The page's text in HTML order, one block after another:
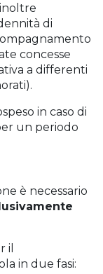
di
concesse
a differenti
in caso di
un periodo
è necessario
il
in due fasi: